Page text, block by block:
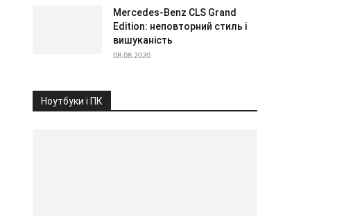
Mercedes-Benz CLS Grand
Edition: неповторний стиль і
вишуканість
08.08.2020
Ноутбуки і ПК